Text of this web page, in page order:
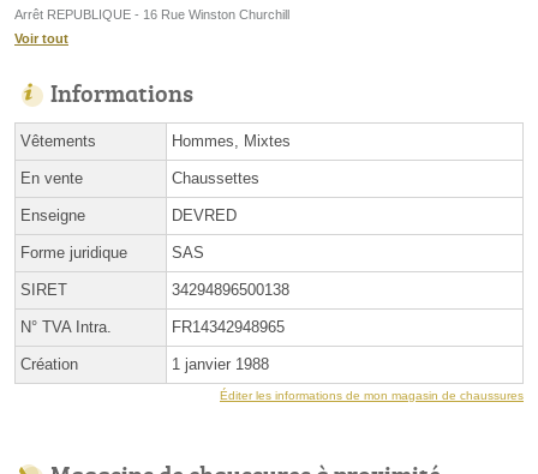
Arrêt REPUBLIQUE - 16 Rue Winston Churchill
Voir tout
Informations
Vêtements Hommes, Mixtes
En vente Chaussettes
Enseigne DEVRED
Forme juridique SAS
SIRET 34294896500138
N° TVA Intra. FR14342948965
Création 1 janvier 1988
Éditer les informations de mon magasin de chaussures